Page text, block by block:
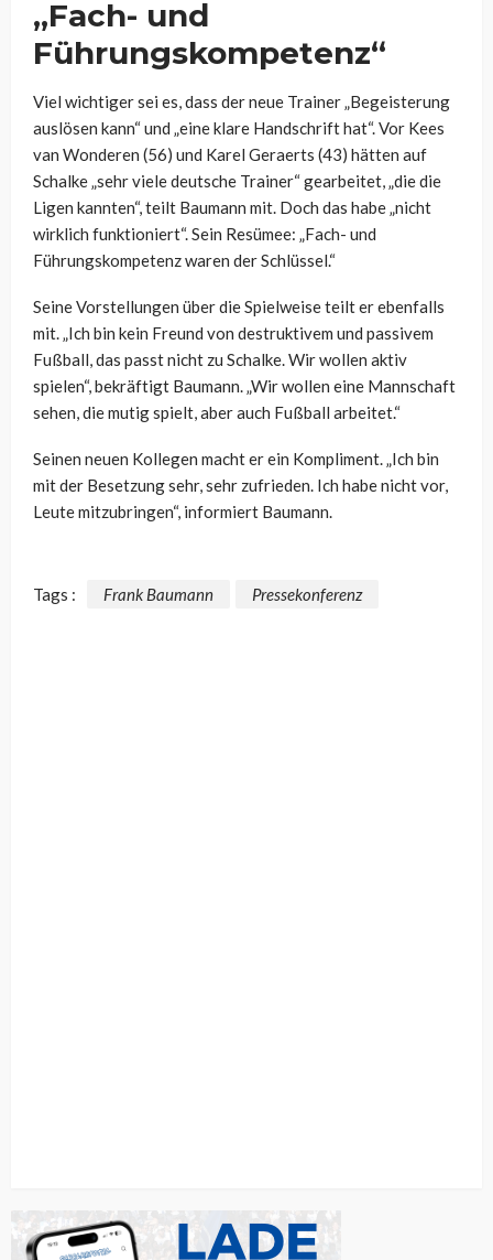
„Fach- und
Führungskompetenz“
Viel wichtiger sei es, dass der neue Trainer „Begeisterung
auslösen kann“ und „eine klare Handschrift hat“. Vor Kees
van Wonderen (56) und Karel Geraerts (43) hätten auf
Schalke „sehr viele deutsche Trainer“ gearbeitet, „die die
Ligen kannten“, teilt Baumann mit. Doch das habe „nicht
wirklich funktioniert“. Sein Resümee: „Fach- und
Führungskompetenz waren der Schlüssel.“
Seine Vorstellungen über die Spielweise teilt er ebenfalls
mit. „Ich bin kein Freund von destruktivem und passivem
Fußball, das passt nicht zu Schalke. Wir wollen aktiv
spielen“, bekräftigt Baumann. „Wir wollen eine Mannschaft
sehen, die mutig spielt, aber auch Fußball arbeitet.“
Seinen neuen Kollegen macht er ein Kompliment. „Ich bin
mit der Besetzung sehr, sehr zufrieden. Ich habe nicht vor,
Leute mitzubringen“, informiert Baumann.
Tags : Frank Baumann Pressekonferenz